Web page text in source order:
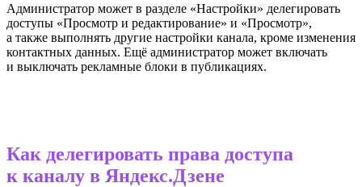
Администратор может в разделе «Настройки» делегировать
доступы «Просмотр и редактирование» и «Просмотр»,
а также выполнять другие настройки канала, кроме изменения
контактных данных. Ещё администратор может включать
и выключать рекламные блоки в публикациях.
Как делегировать права доступа
к каналу в Яндекс.Дзене